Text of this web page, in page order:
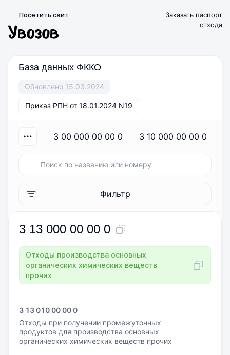
Посетить сайт
Заказать паспорт
отхода
База данных ФККО
Обновлено 15.03.2024
Приказ РПН от 18.01.2024 N19
3 00 000 00 00 0 3 10 000 00 00 0
Фильтр
3 13 000 00 00 0
Отходы производства основных
органических химических веществ
прочих
3 13 010 00 00 0
Отходы при получении промежуточных
продуктов для производства основных
органических химических веществ прочих